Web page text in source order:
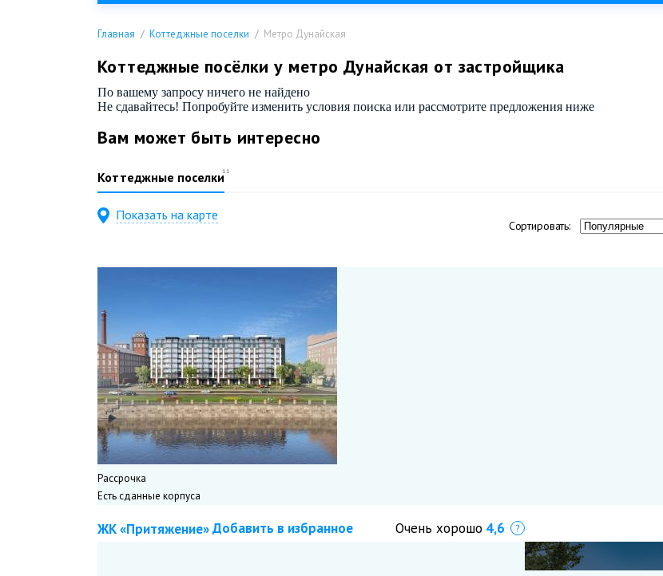
Главная Коттеджные поселки Метро Дунайская
Коттеджные посёлки у метро Дунайская от застройщика
По вашему запросу ничего не найдено
Не сдавайтесь! Попробуйте изменить условия поиска или рассмотрите предложения ниже
Вам может быть интересно
Коттеджные поселки11
Сортировать:
Показать на карте
Рассрочка
Есть сданные корпуса
ЖК «Притяжение»Добавить в избранное
Очень хорошо 4,6 Что это?